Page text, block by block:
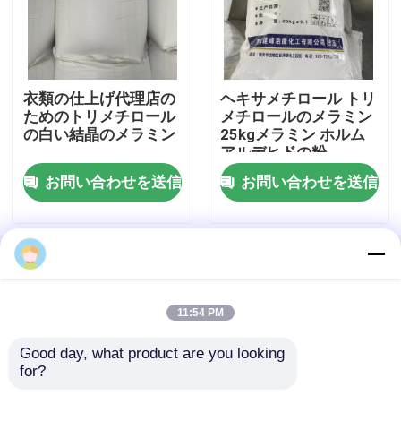
企業情報
会社案内
品質管理
お問い合わせ
ブログ
衣類の仕上げ代理店の
ためのトリメチロール
の白い結晶のメラミン
お問い合わせを送信
ヘキサメチロール トリ
メチロールのメラミン
25kgメラミン ホルム
アルデヒドの粉
お問い合わせを送信
地図
プライバシーポリシー
品質 ヘキサメトキシメチルのメラミン樹脂
11:54 PM
Good day, what product are you looking
for?